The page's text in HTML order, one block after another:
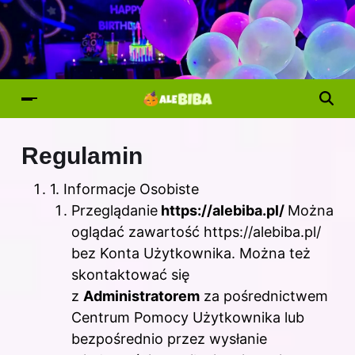
Regulamin
1. Informacje Osobiste
Przeglądanie https://alebiba.pl/ Można
oglądać zawartość https://alebiba.pl/
bez Konta Użytkownika. Można też
skontaktować się
z Administratorem za pośrednictwem
Centrum Pomocy Użytkownika lub
bezpośrednio przez wysłanie